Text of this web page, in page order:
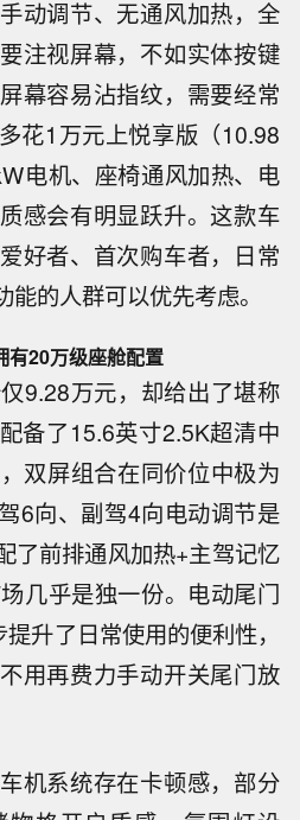
动调节、无通风加热，全
注视屏幕，不如实体按键
幕容易沾指纹，需要经常
花1万元上悦享版（10.98
电机、座椅通风加热、电
感会有明显跃升。这款车
好者、首次购车者，日常
的人群可以优先考虑。
有20万级座舱配置
9.28万元，却给出了堪称
备了15.6英寸2.5K超清中
双屏组合在同价位中极为
6向、副驾4向电动调节是
了前排通风加热+主驾记忆
几乎是独一份。电动尾门
升了日常使用的便利性，
用再费力手动开关尾门放
机系统存在卡顿感，部分